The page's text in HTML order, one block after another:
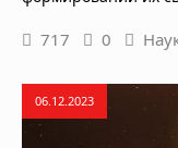
717 0
06.12.2023